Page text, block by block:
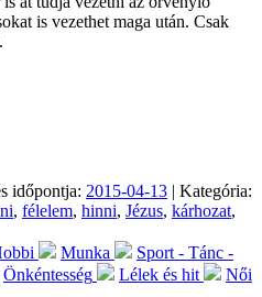
is vezethet maga után. Csak
időpontja: 2015-04-13 | Kategória:
, félelem, hinni, Jézus, kárhozat,
Munka
Sport - Tánc -
Önkéntesség Lélek és hit
Női